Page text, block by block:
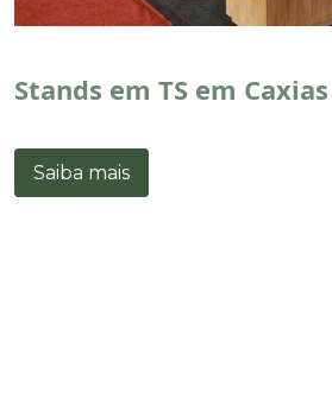
Stands em TS em
Saiba mais